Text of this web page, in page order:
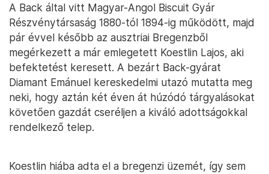
A Back által vitt Magyar-Angol Biscuit Gyár
Részvénytársaság 1880-tól 1894-ig működött, majd
pár évvel később az ausztriai Bregenzből
megérkezett a már emlegetett Koestlin Lajos, aki
befektetést keresett. A bezárt Back-gyárat
Diamant Emánuel kereskedelmi utazó mutatta meg
neki, hogy aztán két éven át húzódó tárgyalásokat
követően gazdát cseréljen a kiváló adottságokkal
rendelkező telep.
Koestlin hiába adta el a bregenzi üzemét, így sem